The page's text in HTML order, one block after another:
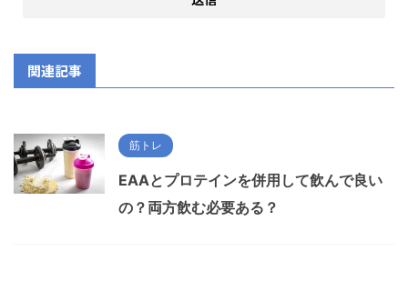
関連記事
筋トレ
EAAとプロテインを併用して飲んで良い
の？両方飲む必要ある？